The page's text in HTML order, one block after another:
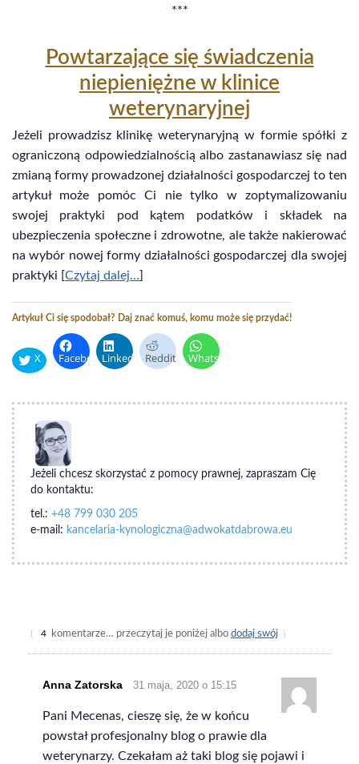
***
Powtarzające się świadczenia
niepieniężne w klinice
weterynaryjnej
Jeżeli prowadzisz klinikę weterynaryjną w formie spółki z
ograniczoną odpowiedzialnością albo zastanawiasz się nad
zmianą formy prowadzonej działalności gospodarczej to ten
artykuł może pomóc Ci nie tylko w zoptymalizowaniu
swojej praktyki pod kątem podatków i składek na
ubezpieczenia społeczne i zdrowotne, ale także nakierować
na wybór nowej formy działalności gospodarczej dla swojej
praktyki [Czytaj dalej…]
Artykuł Ci się spodobał? Daj znać komuś, komu może się przydać!
X FacebookLinkedIn Reddit WhatsApp
Jeżeli chcesz skorzystać z pomocy prawnej, zapraszam Cię
do kontaktu:
tel.: +48 799 030 205
e-mail: kancelaria-kynologiczna@adwokatdabrowa.eu
{ 4 komentarze… przeczytaj je poniżej albo dodaj swój }
Anna Zatorska 31 maja, 2020 o 15:15
Pani Mecenas, cieszę się, że w końcu
powstał profesjonalny blog o prawie dla
weterynarzy. Czekałam aż taki blog się pojawi i